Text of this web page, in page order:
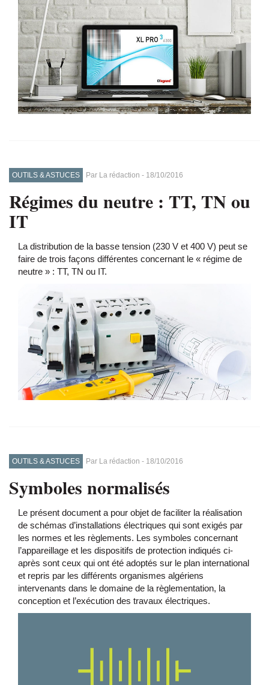
OUTILS & ASTUCES Par La rédaction - 18/10/2016
Régimes du neutre : TT, TN ou
IT
La distribution de la basse tension (230 V et 400 V) peut se
faire de trois façons différentes concernant le « régime de
neutre » : TT, TN ou IT.
OUTILS & ASTUCES Par La rédaction - 18/10/2016
Symboles normalisés
Le présent document a pour objet de faciliter la réalisation
de schémas d’installations électriques qui sont exigés par
les normes et les règlements. Les symboles concernant
l’appareillage et les dispositifs de protection indiqués ci-
après sont ceux qui ont été adoptés sur le plan international
et repris par les différents organismes algériens
intervenants dans le domaine de la règlementation, la
conception et l’exécution des travaux électriques.